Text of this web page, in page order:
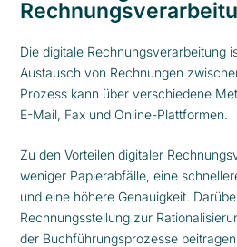
Die digitale Rechnungsverarbeitung
Austausch von Rechnungen
Prozess kann über verschiedene
E-Mail, Fax und Online-Plattformen.
Zu den Vorteilen digitaler
weniger Papierabfälle, eine
und eine höhere Genauigkeit.
Rechnungsstellung zur
der Buchführungsprozesse